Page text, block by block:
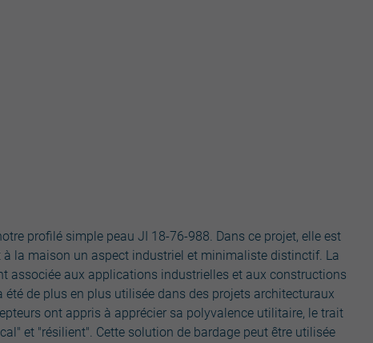
profilé simple peau JI 18-76-988. Dans ce projet, elle est
la maison un aspect industriel et minimaliste distinctif. La
associée aux applications industrielles et aux constructions
de plus en plus utilisée dans des projets architecturaux
ont appris à apprécier sa polyvalence utilitaire, le trait
et "résilient". Cette solution de bardage peut être utilisée